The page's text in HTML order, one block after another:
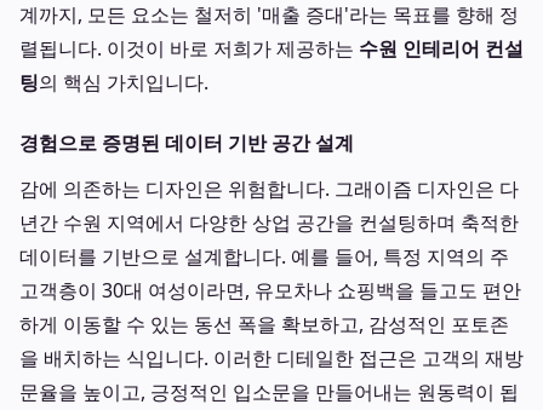
계까지, 모든 요소는 철저히 '매출 증대'라는 목표를 향해 정
렬됩니다. 이것이 바로 저희가 제공하는 수원 인테리어 컨설
팅의 핵심 가치입니다.
경험으로 증명된 데이터 기반 공간 설계
감에 의존하는 디자인은 위험합니다. 그래이즘 디자인은 다
년간 수원 지역에서 다양한 상업 공간을 컨설팅하며 축적한
데이터를 기반으로 설계합니다. 예를 들어, 특정 지역의 주
고객층이 30대 여성이라면, 유모차나 쇼핑백을 들고도 편안
하게 이동할 수 있는 동선 폭을 확보하고, 감성적인 포토존
을 배치하는 식입니다. 이러한 디테일한 접근은 고객의 재방
문율을 높이고, 긍정적인 입소문을 만들어내는 원동력이 됩